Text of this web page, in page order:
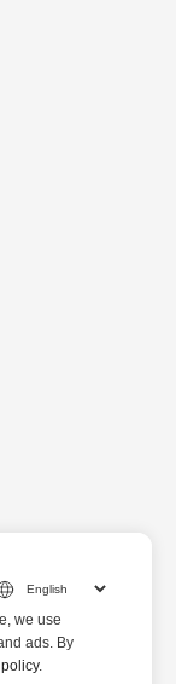
we use
ads. By
.